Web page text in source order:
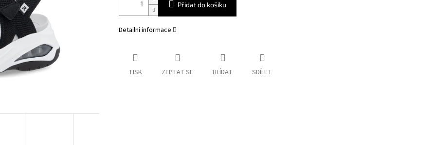
Přidat do košíku
Detailní informace
TISK ZEPTAT SE HLÍDAT SDÍLET